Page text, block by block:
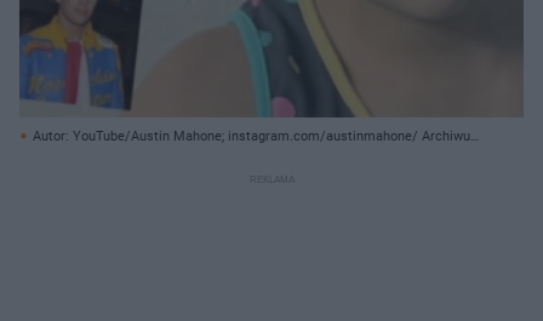
Autor: YouTube/Austin Mahone; instagram.com/austinmahone/ Archiwum